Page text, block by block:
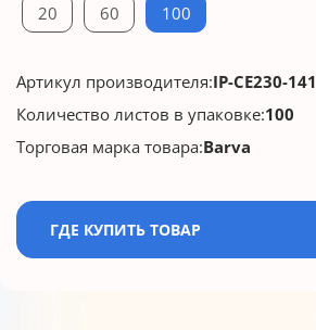
20 60 100
Артикул производителя:IP-CE230-141
Количество листов в упаковке:100
Торговая марка товара:Barva
ГДЕ КУПИТЬ ТОВАР